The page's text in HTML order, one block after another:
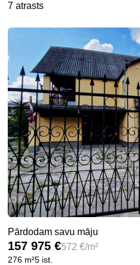
7 atrasts
Pārdodam savu māju
157 975 €572 €/m²
276 m²5 ist.